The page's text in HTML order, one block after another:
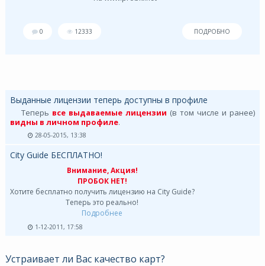
0 12333 ПОДРОБНО
Выданные лицензии теперь доступны в профиле
Теперь все выдаваемые лицензии (в том числе и ранее)
видны в личном профиле.
28-05-2015, 13:38
City Guide БЕСПЛАТНО!
Внимание, Акция!
ПРОБОК НЕТ!
Хотите бесплатно получить лицензию на City Guide?
Теперь это реально!
Подробнее
1-12-2011, 17:58
Устраивает ли Вас качество карт?